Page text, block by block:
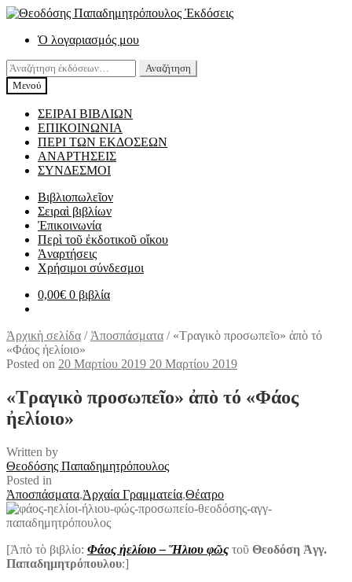
Απευθείας
στην
Μετάβαση
περιεχόμενο
Ὁ λογαριασμός μου
Αναζήτηση
για:
Αναζήτηση
Μενού
ΣΕΙΡΑΙ ΒΙΒΛΙΩΝ
ΕΠΙΚΟΙΝΩΝΙΑ
ΠΕΡΙ ΤΩΝ ΕΚΔΟΣΕΩΝ
ΑΝΑΡΤΗΣΕΙΣ
ΣΥΝΔΕΣΜΟΙ
Βιβλιοπωλεῖον
Σειραὶ βιβλίων
Ἐπικοινωνία
Περὶ τοῦ ἐκδοτικοῦ οἴκου
Ἀναρτήσεις
Χρήσιμοι σύνδεσμοι
0,00€ 0 βιβλία
Ἀρχικὴ σελίδα / Ἀποσπάσματα / «Τραγικὸ προσωπεῖο» ἀπὸ τό
«Φάος ἠελίοιο»
Posted on 20 Μαρτίου 2019 20 Μαρτίου 2019
«Τραγικὸ προσωπεῖο» ἀπὸ τό «Φάος
ἠελίοιο»
Written by
Θεοδόσης Παπαδημητρόπουλος
Posted in
Ἀποσπάσματα,Ἀρχαία Γραμματεία,Θέατρο
[Ἀπὸ τὸ βιβλίο: Φάος ἠελίοιο – Ἥλιου φῶς τοῦ Θεοδόση Ἀγγ.
Παπαδημητρόπουλου:]